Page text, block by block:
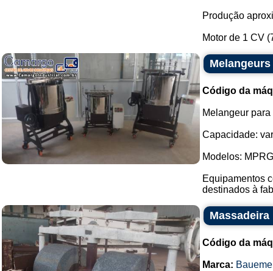
Produção
Motor de 1 CV
Código da
Melangeur
Capacidade:
Modelos:
Equipamentos
destinados à
Código da
Marca: